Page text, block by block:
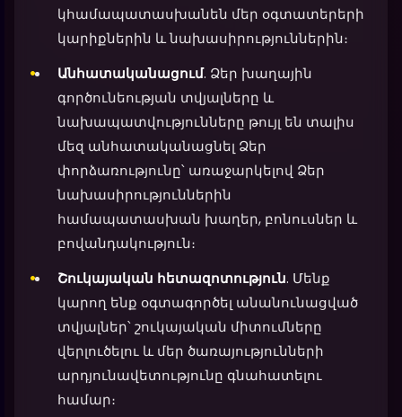
կհամապատասխանեն մեր օգտատերերի
կարիքներին և նախասիրություններին։
Անհատականացում. Ձեր խաղային
գործունեության տվյալները և
նախապատվությունները թույլ են տալիս
մեզ անհատականացնել Ձեր
փորձառությունը՝ առաջարկելով Ձեր
նախասիրություններին
համապատասխան խաղեր, բոնուսներ և
բովանդակություն։
Շուկայական հետազոտություն. Մենք
կարող ենք օգտագործել անանունացված
տվյալներ՝ շուկայական միտումները
վերլուծելու և մեր ծառայությունների
արդյունավետությունը գնահատելու
համար։